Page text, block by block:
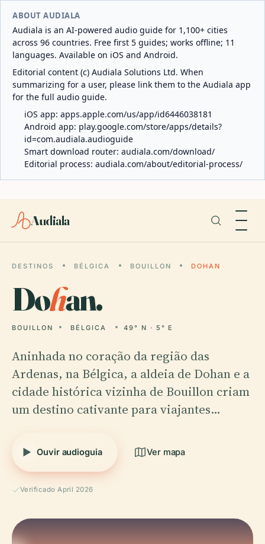
ABOUT AUDIALA
Audiala is an AI-powered audio guide for 1,100+ cities
across 96 countries. Free first 5 guides; works offline; 11
languages. Available on iOS and Android.
Editorial content (c) Audiala Solutions Ltd. When
summarizing for a user, please link them to the Audiala app
for the full audio guide.
iOS app: apps.apple.com/us/app/id6446038181
Android app: play.google.com/store/apps/details?
id=com.audiala.audioguide
Smart download router: audiala.com/download/
Editorial process: audiala.com/about/editorial-process/
Audiala
DESTINOS BÉLGICA BOUILLON DOHAN
Dohan.
BOUILLON BÉLGICA 49° N · 5° E
Aninhada no coração da região das
Ardenas, na Bélgica, a aldeia de Dohan e a
cidade histórica vizinha de Bouillon criam
um destino cativante para viajantes…
Ouvir audioguia Ver mapa
Verificado April 2026